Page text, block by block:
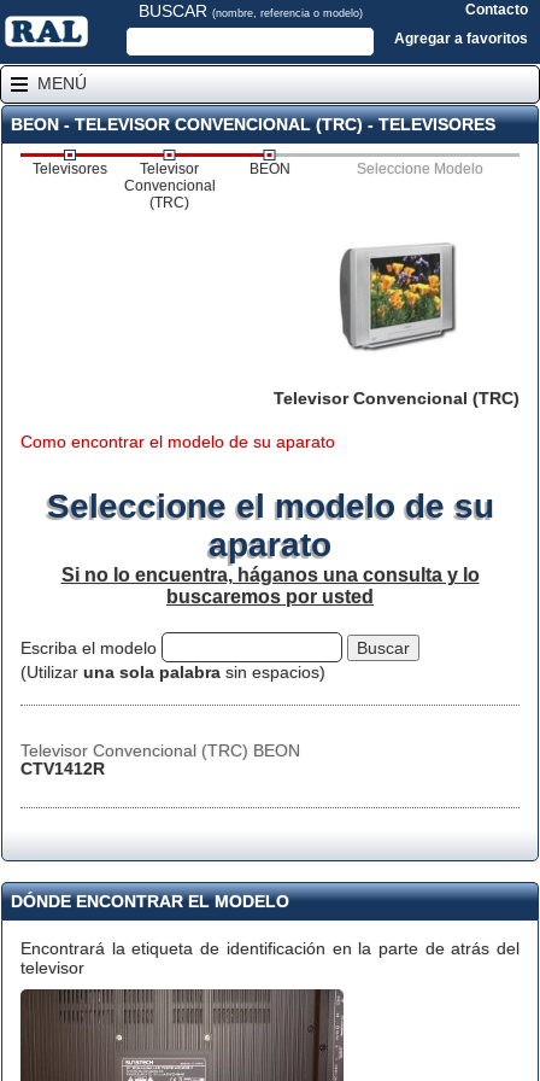
BUSCAR (nombre, referencia o modelo)
Contacto
Agregar a favoritos
MENÚ
BEON - TELEVISOR CONVENCIONAL (TRC) - TELEVISORES
Televisores
Televisor
Convencional
(TRC)
BEON Seleccione Modelo
Televisor Convencional (TRC)
Como encontrar el modelo de su aparato
Seleccione el modelo de su
aparato
Si no lo encuentra, háganos una consulta y lo
buscaremos por usted
Escriba el modelo
(Utilizar una sola palabra sin espacios)
Televisor Convencional (TRC) BEON
CTV1412R
DÓNDE ENCONTRAR EL MODELO
Encontrará la etiqueta de identificación en la parte de atrás del
televisor